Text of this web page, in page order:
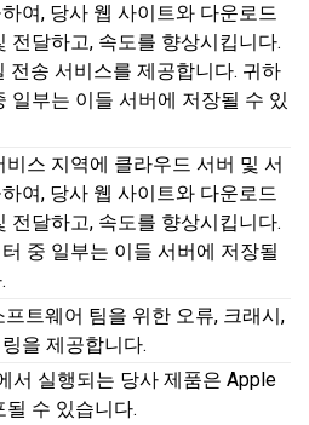
여, 당사 웹 사이트와 다운로드
전달하고, 속도를 향상시킵니다.
전송 서비스를 제공합니다. 귀하
일부는 이들 서버에 저장될 수 있
비스 지역에 클라우드 서버 및 서
여, 당사 웹 사이트와 다운로드
전달하고, 속도를 향상시킵니다.
중 일부는 이들 서버에 저장될
프트웨어 팀을 위한 오류, 크래시,
을 제공합니다.
서 실행되는 당사 제품은 Apple
될 수 있습니다.